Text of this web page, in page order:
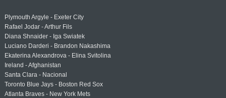
Plymouth Argyle - Exeter City
Rafael Jodar - Arthur Fils
Diana Shnaider - Iga Swiatek
Luciano Darderi - Brandon Nakashima
Ekaterina Alexandrova - Elina Svitolina
Ireland - Afghanistan
Santa Clara - Nacional
Toronto Blue Jays - Boston Red Sox
Atlanta Braves - New York Mets